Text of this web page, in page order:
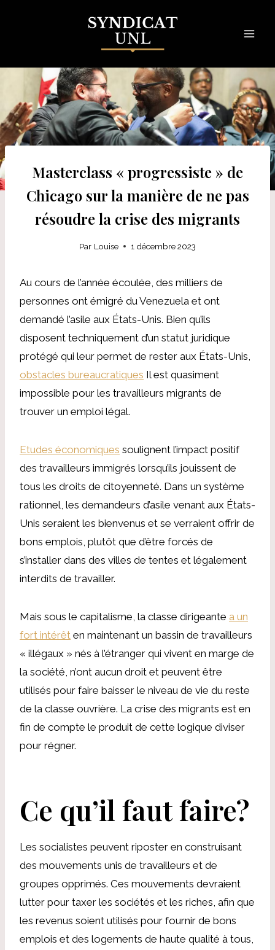
Masterclass « progressiste » de
Chicago sur la manière de ne pas
résoudre la crise des migrants
Par Louise 1 décembre 2023
Au cours de l’année écoulée, des milliers de
personnes ont émigré du Venezuela et ont
demandé l’asile aux États-Unis. Bien qu’ils
disposent techniquement d’un statut juridique
protégé qui leur permet de rester aux États-Unis,
obstacles bureaucratiques Il est quasiment
impossible pour les travailleurs migrants de
trouver un emploi légal.
Etudes économiques soulignent l’impact positif
des travailleurs immigrés lorsqu’ils jouissent de
tous les droits de citoyenneté. Dans un système
rationnel, les demandeurs d’asile venant aux États-
Unis seraient les bienvenus et se verraient offrir de
bons emplois, plutôt que d’être forcés de
s’installer dans des villes de tentes et légalement
interdits de travailler.
Mais sous le capitalisme, la classe dirigeante a un
fort intérêt en maintenant un bassin de travailleurs
« illégaux » nés à l’étranger qui vivent en marge de
la société, n’ont aucun droit et peuvent être
utilisés pour faire baisser le niveau de vie du reste
de la classe ouvrière. La crise des migrants est en
fin de compte le produit de cette logique diviser
pour régner.
Ce qu’il faut faire?
Les socialistes peuvent riposter en construisant
des mouvements unis de travailleurs et de
groupes opprimés. Ces mouvements devraient
lutter pour taxer les sociétés et les riches, afin que
les revenus soient utilisés pour fournir de bons
emplois et des logements de haute qualité à tous,